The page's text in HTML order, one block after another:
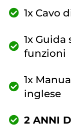
1x Cavo
1x
funzioni
1x
inglese
2 ANNI